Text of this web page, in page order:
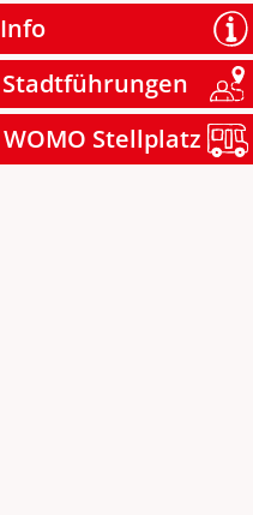
Info
Stadtführungen
WOMO Stellplatz